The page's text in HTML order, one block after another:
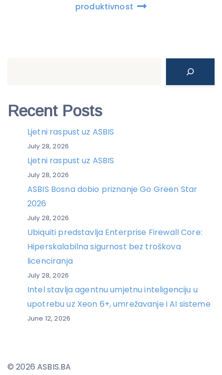
produktivnost
Recent Posts
Ljetni raspust uz ASBIS
July 28, 2026
Ljetni raspust uz ASBIS
July 28, 2026
ASBIS Bosna dobio priznanje Go Green Star
2026
July 28, 2026
Ubiquiti predstavlja Enterprise Firewall Core:
Hiperskalabilna sigurnost bez troškova
licenciranja
July 28, 2026
Intel stavlja agentnu umjetnu inteligenciju u
upotrebu uz Xeon 6+, umrežavanje i AI sisteme
June 12, 2026
© 2026 ASBIS.BA